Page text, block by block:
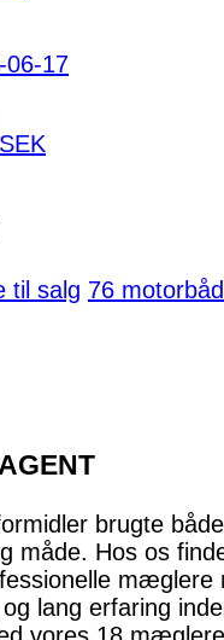
06-17
til salg 76
brugte
måde. Hos os
mæglere
lang erfaring